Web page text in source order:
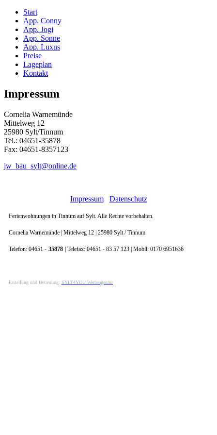
Start
App. Conny
App. Jogi
App. Sonne
App. Luxus
Preise
Lageplan
Kontakt
Impressum
Cornelia Warnemünde
Mittelweg 12
25980 Sylt/Tinnum
Tel.: 04651-35878
Fax: 04651-8357123
Impressum Datenschutz
Ferienwohnungen in Tinnum auf Sylt. Alle Rechte vorbehalten.
Cornelia Warnemünde | Mittelweg 12 | 25980 Sylt / Tinnum
Telefon: 04651 - 35878 | Telefax: 04651 - 83 57 123 | Mobil: 0170 6951636
Erstellung und Betreuung: SYLT4YOU Werbeagentur